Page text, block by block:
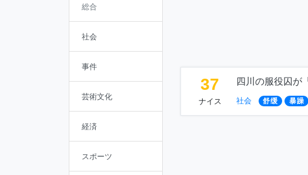
総合
社会
事件
芸術文化
経済
スポーツ
37
ナイス
四川の服役囚が
社会 舒缓 暴躁